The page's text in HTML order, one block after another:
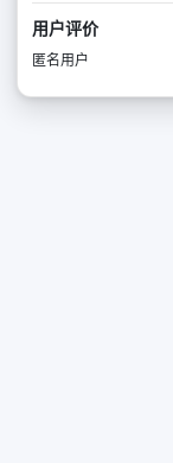
用户评价
匿名用户